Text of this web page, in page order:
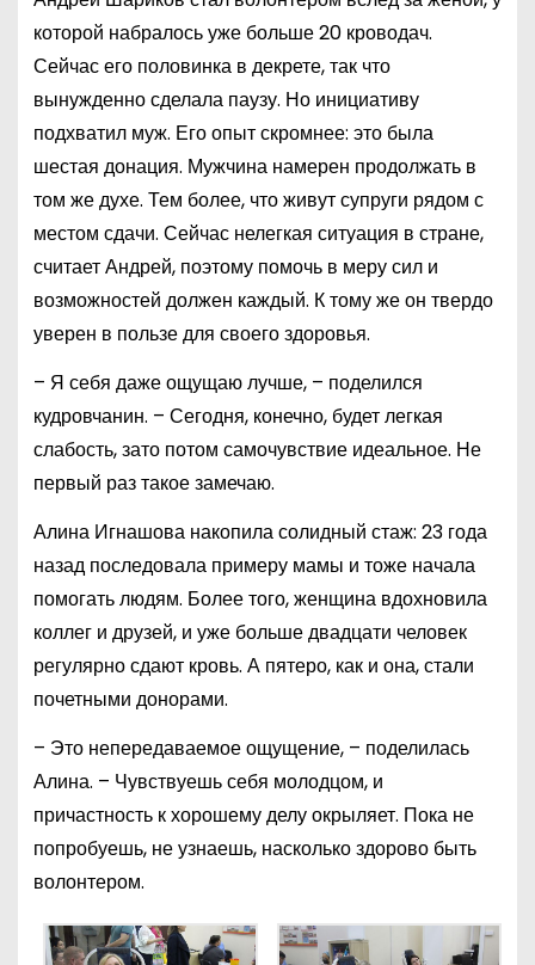
которой набралось уже больше 20 кроводач.
Сейчас его половинка в декрете, так что
вынужденно сделала паузу. Но инициативу
подхватил муж. Его опыт скромнее: это была
шестая донация. Мужчина намерен продолжать в
том же духе. Тем более, что живут супруги рядом с
местом сдачи. Сейчас нелегкая ситуация в стране,
считает Андрей, поэтому помочь в меру сил и
возможностей должен каждый. К тому же он твердо
уверен в пользе для своего здоровья.
– Я себя даже ощущаю лучше, – поделился
кудровчанин. – Сегодня, конечно, будет легкая
слабость, зато потом самочувствие идеальное. Не
первый раз такое замечаю.
Алина Игнашова накопила солидный стаж: 23 года
назад последовала примеру мамы и тоже начала
помогать людям. Более того, женщина вдохновила
коллег и друзей, и уже больше двадцати человек
регулярно сдают кровь. А пятеро, как и она, стали
почетными донорами.
– Это непередаваемое ощущение, – поделилась
Алина. – Чувствуешь себя молодцом, и
причастность к хорошему делу окрыляет. Пока не
попробуешь, не узнаешь, насколько здорово быть
волонтером.